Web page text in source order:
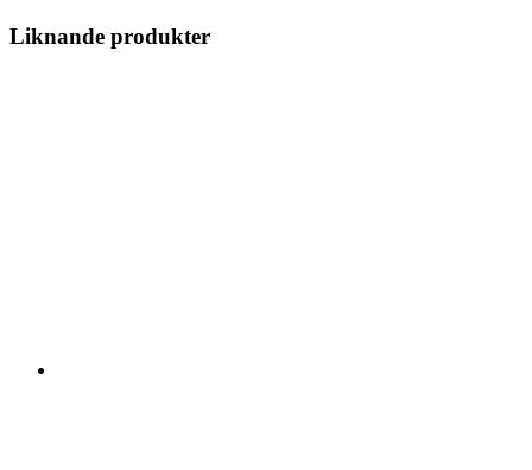
Liknande produkter